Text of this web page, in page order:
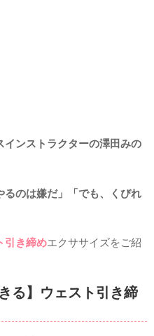
インストラクターの澤田みの
るのは嫌だ」「でも、くびれ
引き締めエクササイズをご紹
る】ウェスト引き締